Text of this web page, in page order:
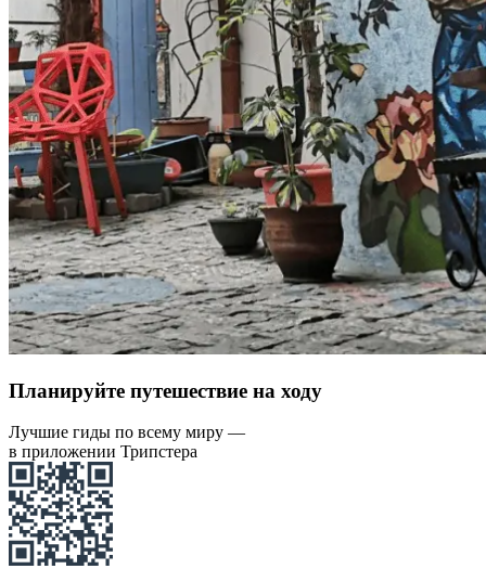
Планируйте путешествие на ходу
Лучшие гиды по всему миру —
в приложении Трипстера